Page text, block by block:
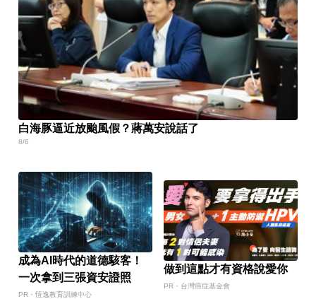
白海豚逼近放颱風假？蔣萬安說話了
8/6
成為AI時代的道德駭客！
一次拿到三張資安證照
PR・恆逸教育訓練中心
做到這點才有資格說愛你
PR・台灣癌症基金會